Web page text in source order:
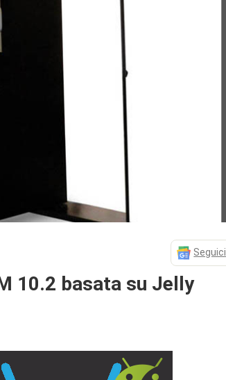
Seguici
10.2 basata su Jelly